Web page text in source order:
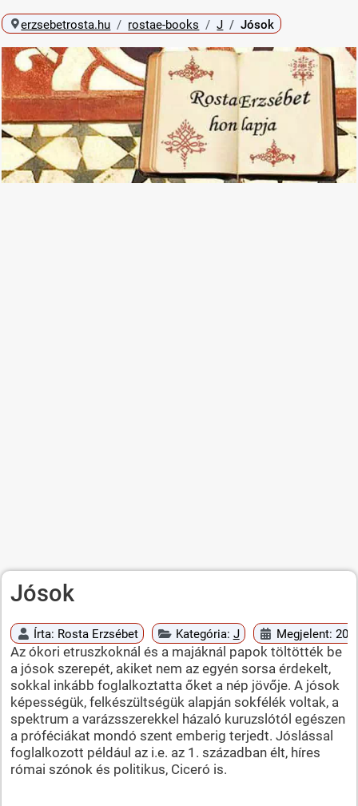
erzsebetrosta.hu rostae-books J Jósok
Jósok
Írta: Rosta Erzsébet Kategória: J Megjelent:
Az ókori etruszkoknál és a majáknál papok töltötték be
a jósok szerepét, akiket nem az egyén sorsa érdekelt,
sokkal inkább foglalkoztatta őket a nép jövője. A jósok
képességük, felkészültségük alapján sokfélék voltak, a
spektrum a varázsszerekkel házaló kuruzslótól egészen
a próféciákat mondó szent emberig terjedt. Jóslással
foglalkozott például az i.e. az 1. században élt, híres
római szónok és politikus, Ciceró is.